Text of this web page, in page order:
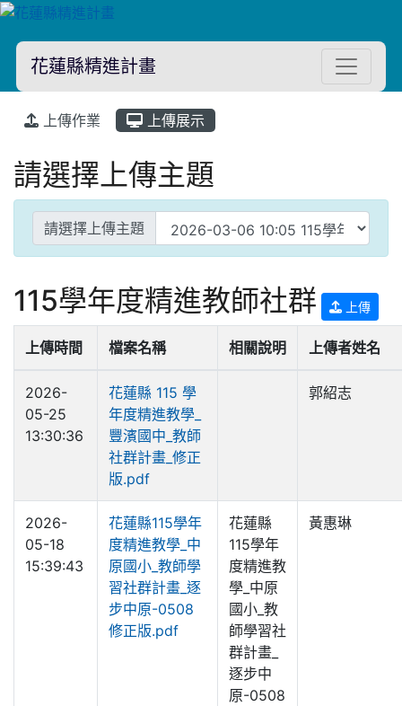
花蓮縣精進計畫
上傳作業 上傳展示
請選擇上傳主題
請選擇上傳主題
115學年度精進教師社群 上傳
上傳時間 檔案名稱 相關說明 上傳者姓名
2026-
05-25
13:30:36
花蓮縣 115 學
年度精進教學_
豐濱國中_教師
社群計畫_修正
版.pdf
郭紹志
2026-
05-18
15:39:43
花蓮縣115學年
度精進教學_中
原國小_教師學
習社群計畫_逐
步中原-0508
修正版.pdf
花蓮縣
115學年
度精進教
學_中原
國小_教
師學習社
群計畫_
逐步中
原-0508
黃惠琳